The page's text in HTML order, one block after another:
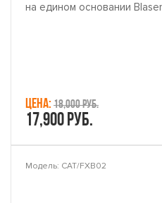
на едином основании
Цена: 18,000 руб.
17,900 руб.
Модель: CAT/FXB02